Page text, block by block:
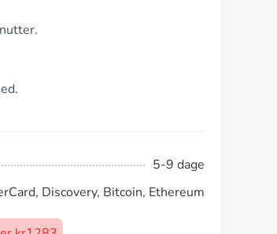
5-9 dage
Discovery, Bitcoin, Ethereum